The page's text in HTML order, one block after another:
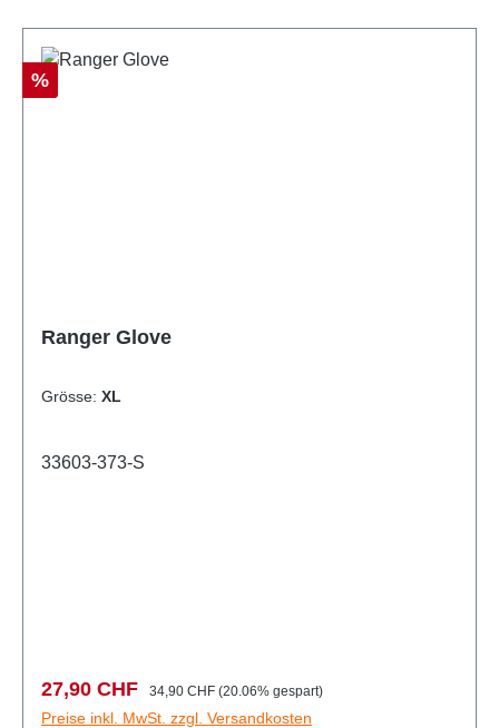
Rabatt
%
Ranger Glove
Grösse: XL
33603-373-S
Verkaufspreis:
27,90 CHF Regulärer Preis:
34,90 CHF (20.06% gespart)
Preise inkl. MwSt. zzgl. Versandkosten